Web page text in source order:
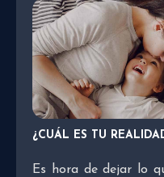
¿CUÁL ES TU
Es hora de dejar lo